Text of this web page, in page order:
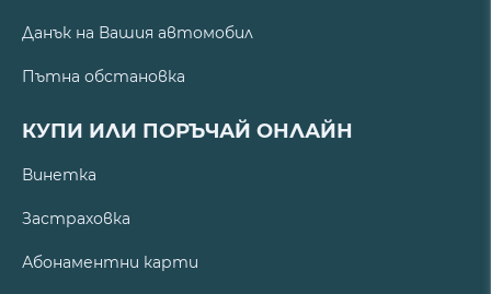
Данък на Вашия автомобил
Пътна обстановка
КУПИ ИЛИ ПОРЪЧАЙ ОНЛАЙН
Винетка
Застраховка
Абонаментни карти